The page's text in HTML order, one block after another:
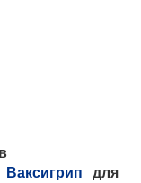
Ваксигрип для